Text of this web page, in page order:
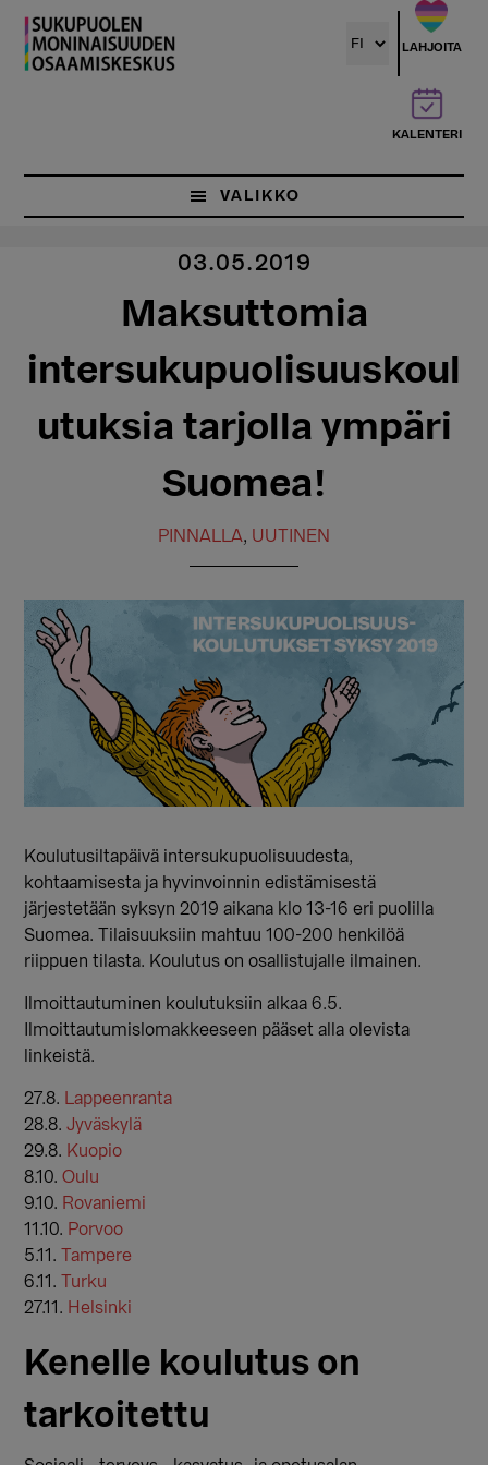
Hyppää
pääsisältöön
LAHJOITA
KALENTERI
VALIKKO
03.05.2019
Maksuttomia
intersukupuolisuuskoul
utuksia tarjolla ympäri
Suomea!
PINNALLA, UUTINEN
Koulutusiltapäivä intersukupuolisuudesta,
kohtaamisesta ja hyvinvoinnin edistämisestä
järjestetään syksyn 2019 aikana klo 13-16 eri puolilla
Suomea. Tilaisuuksiin mahtuu 100-200 henkilöä
riippuen tilasta. Koulutus on osallistujalle ilmainen.
Ilmoittautuminen koulutuksiin alkaa 6.5.
Ilmoittautumislomakkeeseen pääset alla olevista
linkeistä.
27.8.
Lappeenranta
28.8.Jyväskylä
29.8. Kuopio
8.10.Oulu
9.10. Rovaniemi
11.10. Porvoo
5.11.
Tampere
6.11.
Turku
27.11. Helsinki
Kenelle koulutus on
tarkoitettu